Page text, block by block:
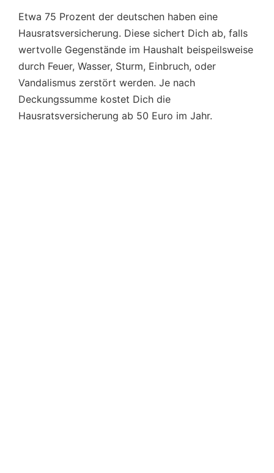
Etwa 75 Prozent der deutschen haben eine
Hausratsversicherung. Diese sichert Dich ab, falls
wertvolle Gegenstände im Haushalt beispeilsweise
durch Feuer, Wasser, Sturm, Einbruch, oder
Vandalismus zerstört werden. Je nach
Deckungssumme kostet Dich die
Hausratsversicherung ab 50 Euro im Jahr.